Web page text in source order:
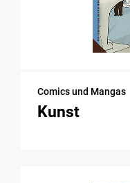
Comics und Mangas
Kunst